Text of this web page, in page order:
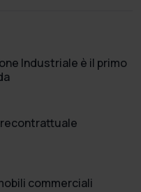
Industriale è il primo
commerciali